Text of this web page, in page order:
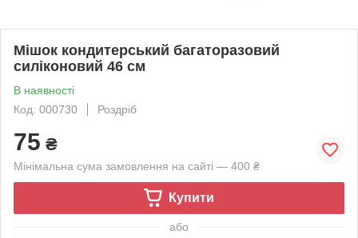
Мішок кондитерський багаторазовий
силіконовий 46 см
В наявності
Код: 000730
Роздріб
75 ₴
Мінімальна сума замовлення на сайті — 400 ₴
Купити
або